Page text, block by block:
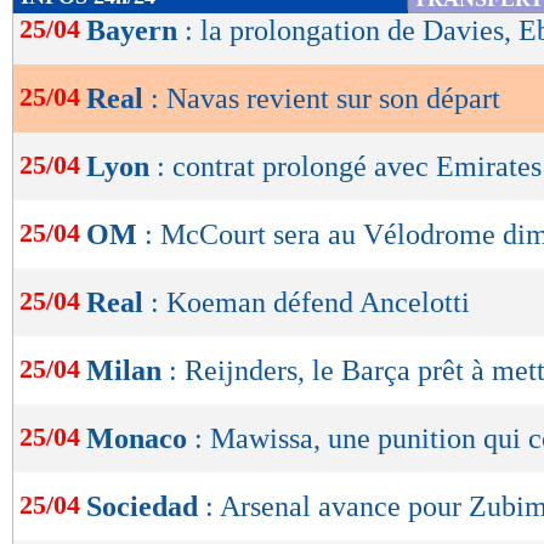
de
lecture
OK
25/04 Bayern : la prolongation de Davies,
25/04 Real : Navas revient sur son départ
25/04 Lyon : contrat prolongé avec Emirates
25/04 OM : McCourt sera au Vélodrome
25/04 Real : Koeman défend Ancelotti
25/04 Milan : Reijnders, le Barça prêt à
25/04 Monaco : Mawissa, une punition qui
25/04 Sociedad : Arsenal avance pour